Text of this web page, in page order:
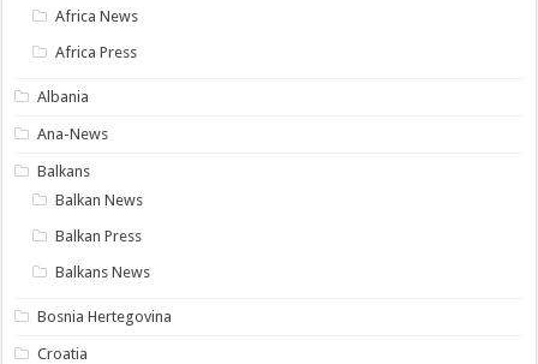
Africa News
Africa Press
Albania
Ana-News
Balkans
Balkan News
Balkan Press
Balkans News
Bosnia Hertegovina
Croatia